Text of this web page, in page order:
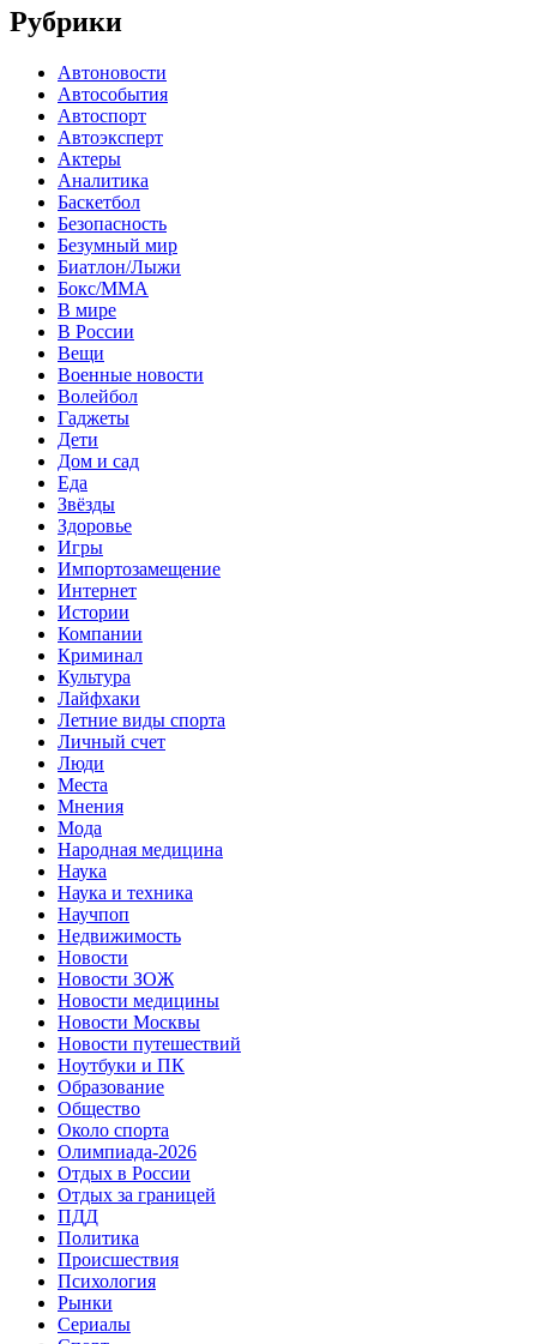
Рубрики
Автоновости
Автособытия
Автоспорт
Автоэксперт
Актеры
Аналитика
Баскетбол
Безопасность
Безумный мир
Биатлон/Лыжи
Бокс/MMA
В мире
В России
Вещи
Военные новости
Волейбол
Гаджеты
Дети
Дом и сад
Еда
Звёзды
Здоровье
Игры
Импортозамещение
Интернет
Истории
Компании
Криминал
Культура
Лайфхаки
Летние виды спорта
Личный счет
Люди
Места
Мнения
Мода
Народная медицина
Наука
Наука и техника
Научпоп
Недвижимость
Новости
Новости ЗОЖ
Новости медицины
Новости Москвы
Новости путешествий
Ноутбуки и ПК
Образование
Общество
Около спорта
Олимпиада-2026
Отдых в России
Отдых за границей
ПДД
Политика
Происшествия
Психология
Рынки
Сериалы